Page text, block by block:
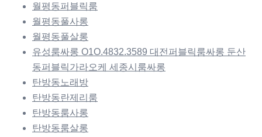
월평동퍼블릭룸
월평동풀사롱
월평동풀살롱
유성룸싸롱 O1O.4832.3589 대전퍼블릭룸싸롱 둔산
동퍼블릭가라오케 세종시룸싸롱
탄방동노래방
탄방동란제리룸
탄방동룸사롱
탄방동룸살롱